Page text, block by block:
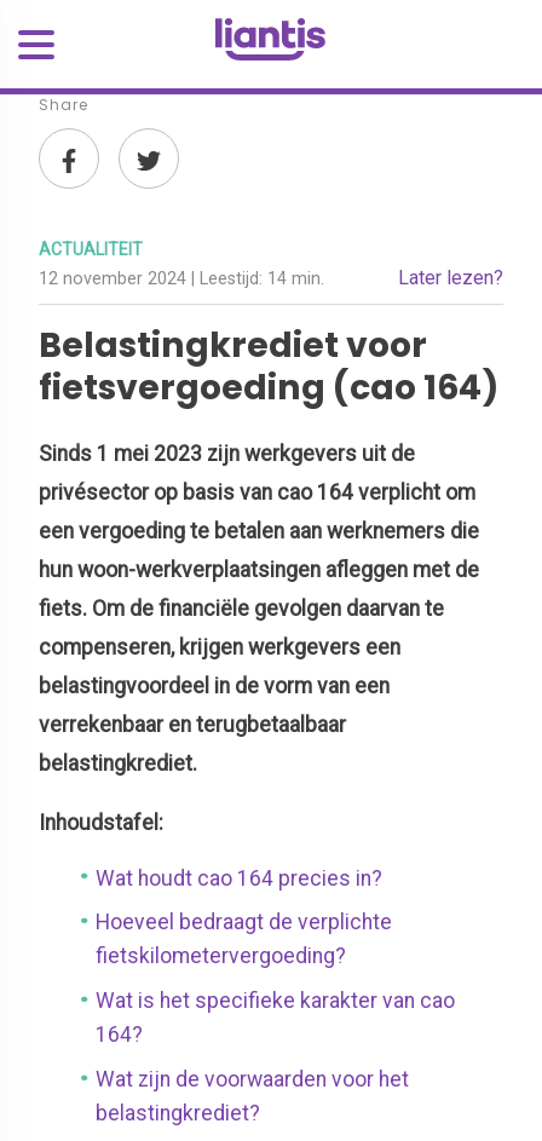
Share
ACTUALITEIT
12 november 2024 | Leestijd: 14 min. Later lezen?
Belastingkrediet voor
fietsvergoeding (cao 164)
Sinds 1 mei 2023 zijn werkgevers uit de
privésector op basis van cao 164 verplicht om
een vergoeding te betalen aan werknemers die
hun woon-werkverplaatsingen afleggen met de
fiets. Om de financiële gevolgen daarvan te
compenseren, krijgen werkgevers een
belastingvoordeel in de vorm van een
verrekenbaar en terugbetaalbaar
belastingkrediet.
Inhoudstafel:
Wat houdt cao 164 precies in?
Hoeveel bedraagt de verplichte
fietskilometervergoeding?
Wat is het specifieke karakter van cao
164?
Wat zijn de voorwaarden voor het
belastingkrediet?